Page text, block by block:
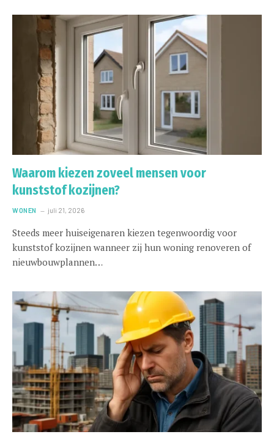
Waarom kiezen zoveel mensen voor
kunststof kozijnen?
WONEN juli 21, 2026
Steeds meer huiseigenaren kiezen tegenwoordig voor
kunststof kozijnen wanneer zij hun woning renoveren of
nieuwbouwplannen…